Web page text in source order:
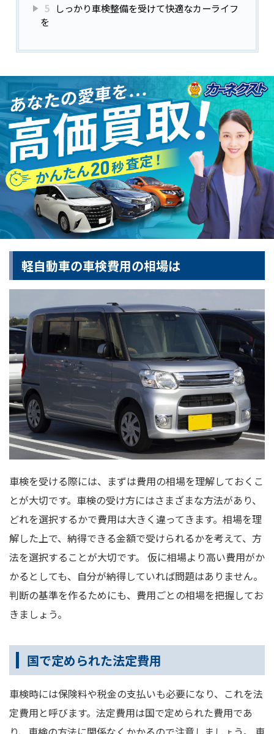
5 しっかり車検整備を受けて快適なカーライフ
を
軽自動車の車検費用の相場は
車検を受ける際には、まずは費用の相場を理解しておくこ
とが大切です。車検の受け方にはさまざまな方法があり、
どれを選択するかで費用は大きく違ってきます。相場を理
解した上で、納得できる金額で受けられるかを考えて、方
法を選択することが大切です。 仮に相場より高い費用がか
かるとしても、自分が納得していれば問題はありません。
判断の基準を作るためにも、費用ごとの相場を把握してお
きましょう。
国で定められた法定費用
車検時には保険料や税金の支払いも必要になり、これを法
定費用と呼びます。法定費用は国で定められた費用であ